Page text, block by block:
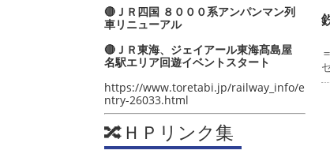
🔴ＪＲ四国 ８０００系アンパンマン列
車リニューアル
🔴ＪＲ東海、ジェイアール東海髙島屋
名駅エリア回遊イベントスタート
https://www.toretabi.jp/railway_info/e
ntry-26033.html
🔀ＨＰリンク集